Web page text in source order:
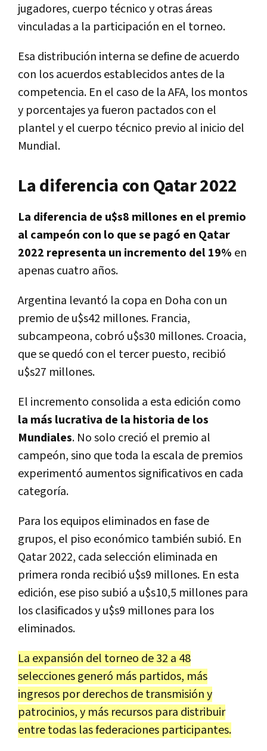
jugadores, cuerpo técnico y otras áreas
vinculadas a la participación en el torneo.
Esa distribución interna se define de acuerdo
con los acuerdos establecidos antes de la
competencia. En el caso de la AFA, los montos
y porcentajes ya fueron pactados con el
plantel y el cuerpo técnico previo al inicio del
Mundial.
La diferencia con Qatar 2022
La diferencia de u$s8 millones en el premio
al campeón con lo que se pagó en Qatar
2022 representa un incremento del 19% en
apenas cuatro años.
Argentina levantó la copa en Doha con un
premio de u$s42 millones. Francia,
subcampeona, cobró u$s30 millones. Croacia,
que se quedó con el tercer puesto, recibió
u$s27 millones.
El incremento consolida a esta edición como
la más lucrativa de la historia de los
Mundiales. No solo creció el premio al
campeón, sino que toda la escala de premios
experimentó aumentos significativos en cada
categoría.
Para los equipos eliminados en fase de
grupos, el piso económico también subió. En
Qatar 2022, cada selección eliminada en
primera ronda recibió u$s9 millones. En esta
edición, ese piso subió a u$s10,5 millones para
los clasificados y u$s9 millones para los
eliminados.
La expansión del torneo de 32 a 48
selecciones generó más partidos, más
ingresos por derechos de transmisión y
patrocinios, y más recursos para distribuir
entre todas las federaciones participantes.